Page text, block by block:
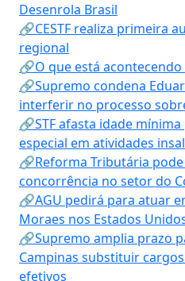
Desenrola Brasil
🔗CESTF realiza primeira
regional
🔗O que está
🔗Supremo condena
interferir no processo
🔗STF afasta idade
especial em atividades
🔗Reforma Tributária
concorrência no setor do
🔗AGU pedirá para atuar
Moraes nos Estados
🔗Supremo amplia prazo
Campinas substituir
efetivos